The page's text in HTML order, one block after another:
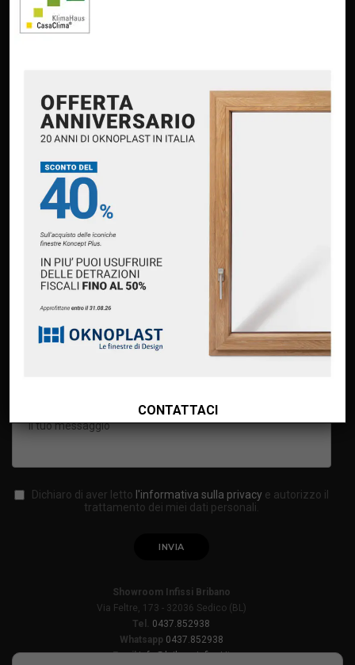
Portoncini in alluminio – Oknoplast
Portoncini a taglio termico – Pirnar
Scuri & Persiane – Punto Persiane
Persiane & Scuri in composito – Oknokomp
Dichiaro di aver letto l'informativa sulla privacy e autorizzo il
trattamento dei miei dati personali.
Showroom Infissi Bribano
Via Feltre, 173 - 32036 Sedico (BL)
Tel. 0437.852938
Whatsapp 0437.852938
Email info@bribanoinfissi.it
CONTATTACI